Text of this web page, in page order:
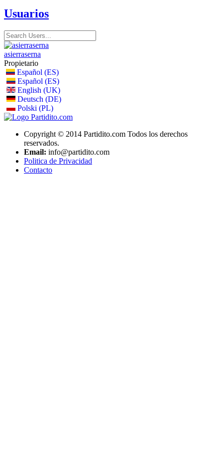
Usuarios
asierraserna
Propietario
Español (ES)
Español (ES)
English (UK)
Deutsch (DE)
Polski (PL)
Copyright © 2014 Partidito.com Todos los derechos
reservados.
Email: info@partidito.com
Politica de Privacidad
Contacto